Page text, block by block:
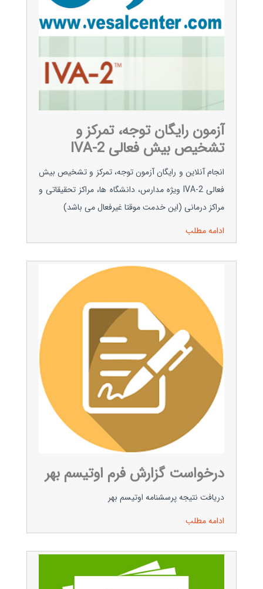
آزمون رایگان توجه، تمرکز و
تشخیص بیش فعالی IVA-2
انجام آنلاین و رایگان آزمون توجه، تمرکز و تشخیص بیش
فعالی IVA-2 ویژه مدارس، دانشگاه ها، مراکز تحقیقاتی و
مراکز درمانی (این خدمت موقتا غیرفعال می باشد)
ادامه مطلب
درخواست گزارش فرم اوتیسم بهر
دریافت نتیجه پرسشنامه اوتیسم بهر
ادامه مطلب